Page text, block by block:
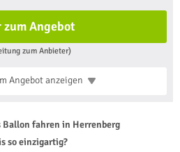
zum Angebot
zum Anbieter)
Angebotanzeigen
Ballon fahren in Herrenberg
so einzigartig?